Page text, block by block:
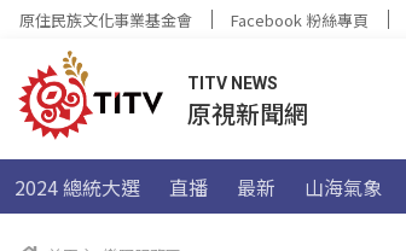
原住民族文化事業基金會 Facebook 粉絲專頁
TITV NEWS
原視新聞網
2024 總統大選 直播 最新 山海氣象